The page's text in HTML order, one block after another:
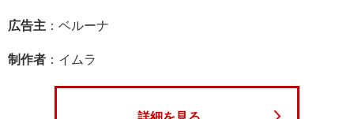
広告主 ：ベルーナ
制作者 ：イムラ